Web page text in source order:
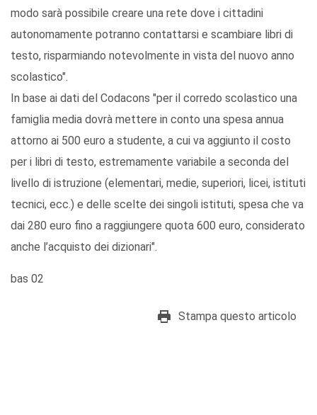
modo sarà possibile creare una rete dove i cittadini
autonomamente potranno contattarsi e scambiare libri di
testo, risparmiando notevolmente in vista del nuovo anno
scolastico".
In base ai dati del Codacons "per il corredo scolastico una
famiglia media dovrà mettere in conto una spesa annua
attorno ai 500 euro a studente, a cui va aggiunto il costo
per i libri di testo, estremamente variabile a seconda del
livello di istruzione (elementari, medie, superiori, licei, istituti
tecnici, ecc.) e delle scelte dei singoli istituti, spesa che va
dai 280 euro fino a raggiungere quota 600 euro, considerato
anche l’acquisto dei dizionari".
bas 02
Stampa questo articolo